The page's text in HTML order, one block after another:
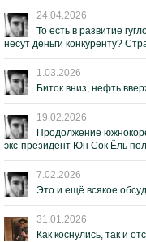
24.04.2026
То есть в развитие
несут деньги конкуренту?
1.03.2026
Биток вниз, нефть
19.02.2026
Продолжение
экс-президент Юн Сок Ёль
7.02.2026
Это и ещё всякое
31.01.2026
Как коснулись, так и